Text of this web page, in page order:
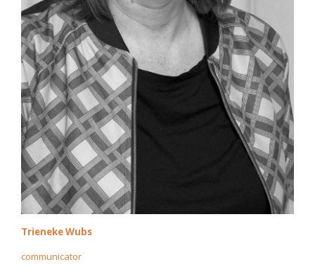
Trieneke Wubs
communicator